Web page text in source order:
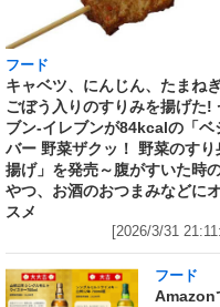
フード
キャベツ、にんじん、たまねぎ
ごぼう入りのすりみを揚げた!
ブン‐イレブンが84kcalの「ベ
バー 野菜ザクッ！ 野菜のすり
揚げ」を発売～腹がすいた時
やつ、お酒のおつまみなどに
スメ
[2026/3/31
フード
Amazon